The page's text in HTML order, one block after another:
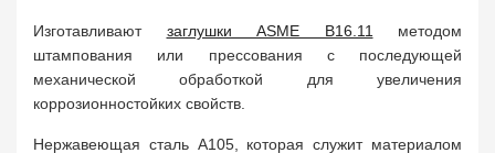
Изготавливают заглушки ASME B16.11
методом
штампования или прессования с последующей
механической обработкой для увеличения
коррозионностойких свойств.
Нержавеющая сталь A105, которая служит материалом